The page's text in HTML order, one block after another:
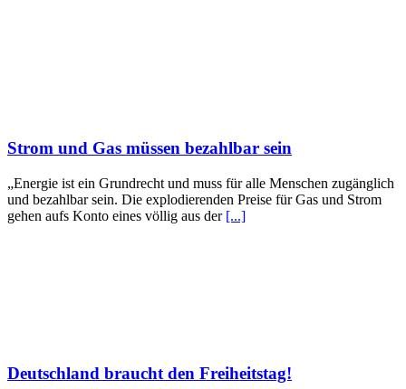
Strom und Gas müssen bezahlbar sein
„Energie ist ein Grundrecht und muss für alle Menschen zugänglich
und bezahlbar sein. Die explodierenden Preise für Gas und Strom
gehen aufs Konto eines völlig aus der [...]
Deutschland braucht den Freiheitstag!